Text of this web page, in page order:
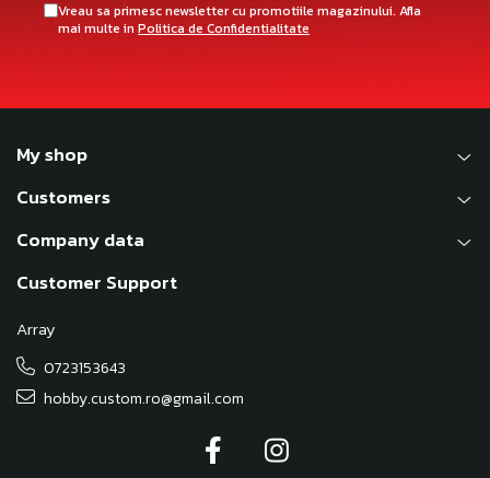
Vreau sa primesc newsletter cu promotiile magazinului. Afla
mai multe in Politica de Confidentialitate
My shop
Customers
Company data
Customer Support
Array
0723153643
hobby.custom.ro@gmail.com